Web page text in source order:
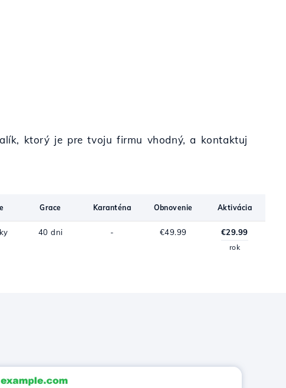
ktorý je pre tvoju firmu vhodný, a kontaktuj
Grace Karanténa Obnovenie Aktivácia
40 dni - €49.99 €29.99
rok